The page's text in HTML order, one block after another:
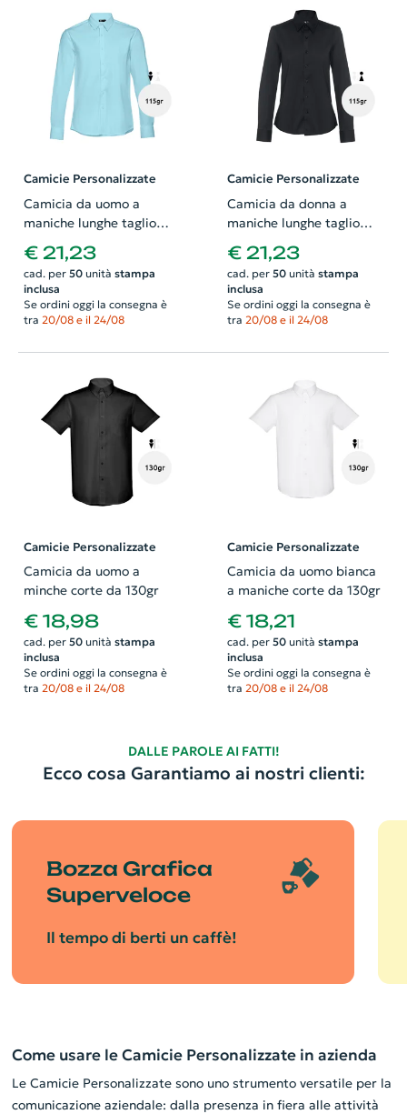
Camicie Personalizzate
Camicia da uomo a
maniche lunghe taglio
aderente in cotone e
poliammide 115gr
€ 21,23
cad. per 50unità stampa
inclusa
Se ordini oggi la consegna è
tra 20/08 e il 24/08
Camicie Personalizzate
Camicia da donna a
maniche lunghe taglio
aderente in cotone e
poliammide 115gr
€ 21,23
cad. per 50unità stampa
inclusa
Se ordini oggi la consegna è
tra 20/08 e il 24/08
Camicie Personalizzate
Camicia da uomo a
minche corte da 130gr
€ 18,98
cad. per 50unità stampa
inclusa
Se ordini oggi la consegna è
tra 20/08 e il 24/08
Camicie Personalizzate
Camicia da uomo bianca
a maniche corte da 130gr
€ 18,21
cad. per 50unità stampa
inclusa
Se ordini oggi la consegna è
tra 20/08 e il 24/08
DALLE PAROLE AI FATTI!
Ecco cosa Garantiamo ai nostri clienti:
Bozza Grafica
Superveloce
Il tempo di berti un caffè!
Come usare le Camicie Personalizzate in azienda
Le Camicie Personalizzate sono uno strumento versatile per la
comunicazione aziendale: dalla presenza in fiera alle attività